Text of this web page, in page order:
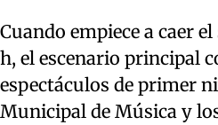
Cuando empiece a caer
h, el escenario principal
espectáculos de primer
Municipal de Música y